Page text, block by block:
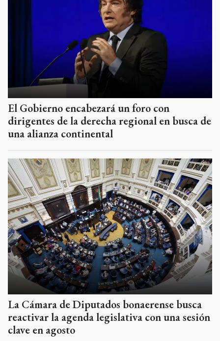
El Gobierno encabezará un foro con
dirigentes de la derecha regional en busca de
una alianza continental
La Cámara de Diputados bonaerense busca
reactivar la agenda legislativa con una sesión
clave en agosto